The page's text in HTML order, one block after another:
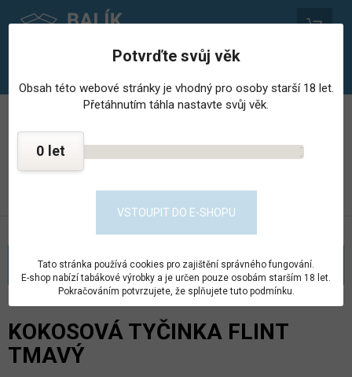
PROVOZOVNA STŘEDISKA HOSPODÁŘSKÉ ČINNNOSTI
KONTAKT
KATEGORIE
KOKOSOVÁ TYČINKA FLINT
TMAVÝ
Potvrďte svůj věk
Obsah této webové stránky je vhodný pro osoby starší 18 let.
Přetáhnutím táhla nastavte svůj věk.
0
VSTOUPIT DO E-SHOPU
Tato stránka používá cookies pro zajištění správného fungování.
E-shop nabízí tabákové výrobky a je určen pouze osobám starším 18 let.
Pokračováním potvrzujete, že splňujete tuto podmínku.